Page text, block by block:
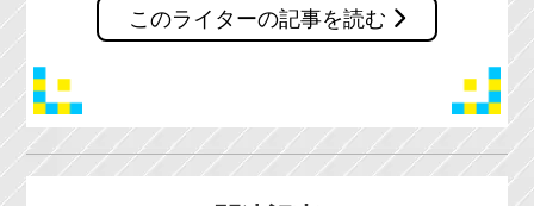
このライターの記事を読む